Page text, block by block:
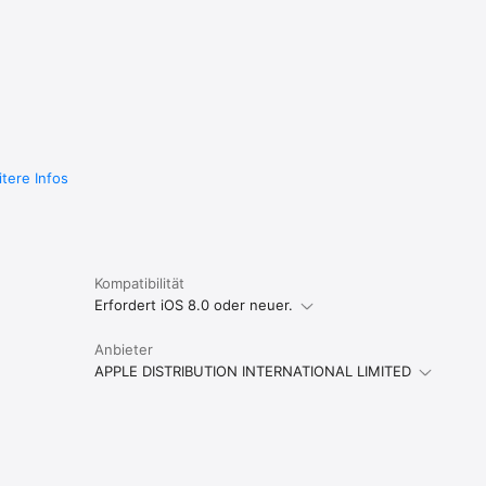
Ort
wird
Niveau
Infos
Kompatibilität
Erfordert iOS 8.0 oder neuer.
Anbieter
APPLE DISTRIBUTION INTERNATIONAL LIMITED